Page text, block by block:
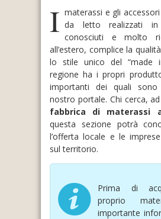
I materassi e gli
da letto realizzati
conosciuti e molto
all’estero, complice la
lo stile unico del “made
regione ha i propri
importanti dei quali sono
nostro portale. Chi cerca,
fabbrica di materassi
questa sezione potrà
l’offerta locale e le
sul territorio.
Prima di
proprio
importante